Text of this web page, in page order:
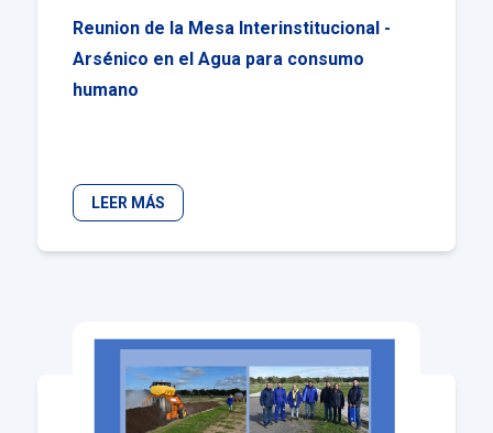
Reunion de la Mesa Interinstitucional -
Arsénico en el Agua para consumo
humano
LEER MÁS